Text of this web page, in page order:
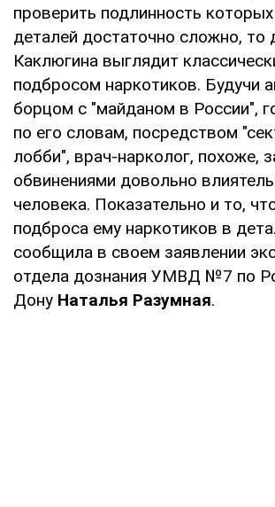
проверить подлинность
деталей достаточно сложно, то
Каклюгина выглядит
подбросом наркотиков. Будучи
борцом с "майданом в России",
по его словам, посредством
лобби", врач-нарколог, похоже,
обвинениями довольно
человека. Показательно и то,
подброса ему наркотиков в
сообщила в своем заявлении
отдела дознания УМВД №7 по
Дону Наталья Разумная.